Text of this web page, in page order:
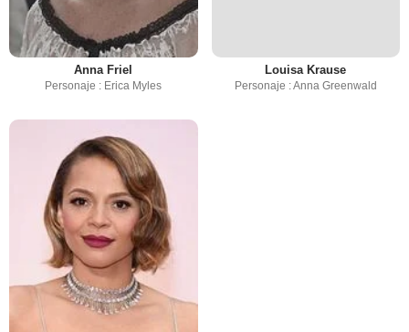
Anna Friel
Personaje : Erica Myles
Louisa Krause
Personaje : Anna Greenwald